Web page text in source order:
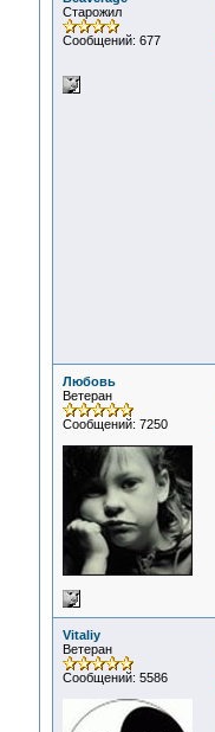
Старожил
Сообщений: 677
Любовь
Ветеран
Сообщений: 7250
Vitaliy
Ветеран
Сообщений: 5586